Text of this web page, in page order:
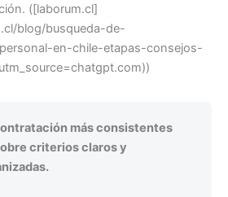
([laborum.cl]
blog/busqueda-de-
en-chile-etapas-consejos-
más consistentes
criterios claros y